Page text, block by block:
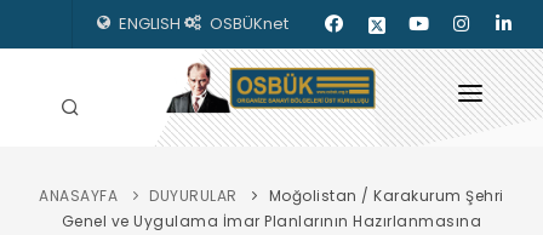
ENGLISH OSBÜKnet
HAKKIMIZDA
ANASAYFA DUYURULAR
Moğolistan / Karakurum Şehri
Genel ve Uygulama İmar Planlarının Hazırlanmasına